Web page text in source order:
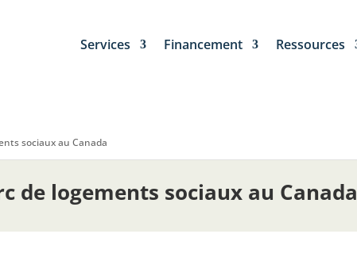
Services Financement Ressources
sociaux au Canada
de logements sociaux au Canada